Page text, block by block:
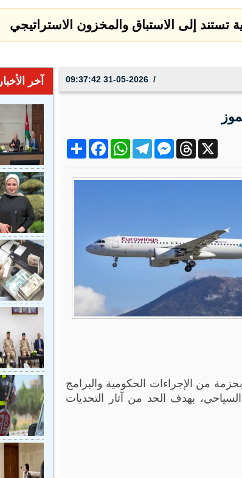
تستند إلى الاستباق والمخزون الاستراتيجي
31-05-2026 09:37:42
ShareFacebookWhatsAppTelegramMessengerThreads X
من الإجراءات الحكومية والبرامج
بهدف الحد من آثار التحديات
آخر الأخبار